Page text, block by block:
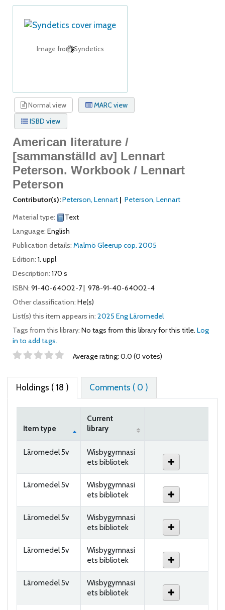
Image from Syndetics
Normal view
MARC view
ISBD view
American literature /
[sammanställd av] Lennart
Peterson. Workbook / Lennart
Peterson
Contributor(s):Peterson, Lennart
Peterson, Lennart
Material type:
Text
Language: English
Publication details: Malmö Gleerup cop. 2005
Edition: 1. uppl
Description: 170 s
ISBN: 91-40-64002-7
978-91-40-64002-4
Other classification: He(s)
List(s) this item appears in: 2025 Eng Läromedel
Tags from this library: No tags from this library for this title. Log
in to add tags.
Star ratings Average rating: 0.0 (0 votes)
Holdings ( 18 ) Comments ( 0 )
Item type
Current
library
Läromedel 5v
Wisbygymnasi
ets bibliotek
Läromedel 5v
Wisbygymnasi
ets bibliotek
Läromedel 5v
Wisbygymnasi
ets bibliotek
Läromedel 5v
Wisbygymnasi
ets bibliotek
Läromedel 5v
Wisbygymnasi
ets bibliotek